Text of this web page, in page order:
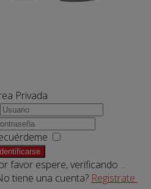
Privada
Identificarse
favor espere, verificando ...
tiene una cuenta? Registrate